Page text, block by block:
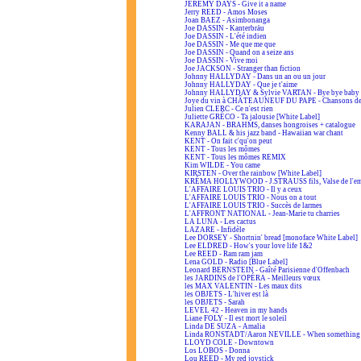
JEREMY DAYS - Give it a name
Jerry REED - Amos Moses
Joan BAEZ - Asimbonanga
Joe DASSIN - Kanterbräu
Joe DASSIN - L'été indien
Joe DASSIN - Me que me que
Joe DASSIN - Quand on a seize ans
Joe DASSIN - Vive moi
Joe JACKSON - Stranger than fiction
Johnny HALLYDAY - Dans un an ou un jour
Johnny HALLYDAY - Que je t'aime
Johnny HALLYDAY & Sylvie VARTAN - Bye bye baby
Joye du vin à CHÂTEAUNEUF DU PAPE - Chansons
Julien CLERC - Ce n'est rien
Juliette GRÉCO - Ta jalousie [White Label]
KARAJAN - BRAHMS, danses hongroises + catalogue
Kenny BALL & his jazz band - Hawaiian war chant
KENT - On fait c'qu'on peut
KENT - Tous les mômes
KENT - Tous les mômes REMIX
Kim WILDE - You came
KIRSTEN - Over the rainbow [White Label]
KRÉMA HOLLYWOOD - J.STRAUSS fils, Valse de
L'AFFAIRE LOUIS TRIO - Il y a ceux
L'AFFAIRE LOUIS TRIO - Nous on a tout
L'AFFAIRE LOUIS TRIO - Succès de larmes
L'AFFRONT NATIONAL - Jean-Marie tu charries
LA LUNA - Les cactus
LAZARE - Infidèle
Lee DORSEY - Shortnin' bread [monoface White Label]
Lee ELDRED - How's your love life 1&2
Lee REED - Ram ram jam
Lena GOLD - Radio [Blue Label]
Leonard BERNSTEIN - Gaîté Parisienne d'Offenbach
les JARDINS de l'OPÉRA - Meilleurs vœux
les MAX VALENTIN - Les maux dits
les OBJETS - L'hiver est là
les OBJETS - Sarah
LEVEL 42 - Heaven in my hands
Liane FOLY - Il est mort le soleil
Linda DE SUZA - Amalia
Linda RONSTADT/Aaron NEVILLE - When something
LLOYD COLE - Downtown
Los LOBOS - Donna
Lou REED - My red joystick